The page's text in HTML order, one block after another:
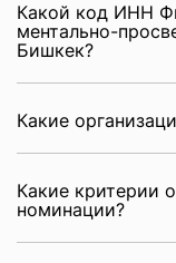
Какой код ИНН
ментально-
Бишкек?
Какие
Какие критерии
номинации?